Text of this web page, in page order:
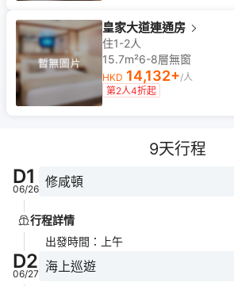
皇家大道連通房
住1-2人
15.7m²6-8層無窗
HKD 14,132+/人
第2人4折起
9天行程
D1
06/26 修咸頓
行程詳情
出發時間 ： 上午
D2
06/27 海上巡遊